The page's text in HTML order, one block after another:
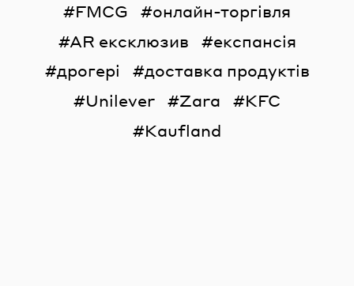
FMCG
онлайн-торгівля
AR ексклюзив
експансія
дрогері
доставка продуктів
Unilever
Zara
KFC
Kaufland